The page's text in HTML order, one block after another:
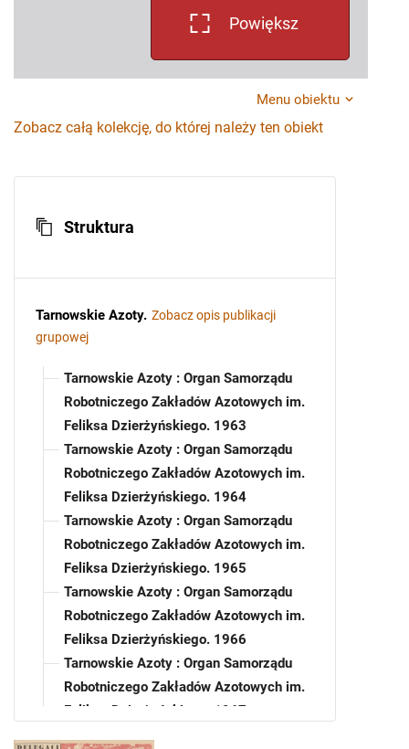
Powiększ
Menu obiektu
Zobacz całą kolekcję, do której należy ten obiekt
Struktura
Tarnowskie Azoty. Zobacz opis publikacji
grupowej
Tarnowskie Azoty : Organ Samorządu
Robotniczego Zakładów Azotowych im.
Feliksa Dzierżyńskiego. 1963
Tarnowskie Azoty : Organ Samorządu
Robotniczego Zakładów Azotowych im.
Feliksa Dzierżyńskiego. 1964
Tarnowskie Azoty : Organ Samorządu
Robotniczego Zakładów Azotowych im.
Feliksa Dzierżyńskiego. 1965
Tarnowskie Azoty : Organ Samorządu
Robotniczego Zakładów Azotowych im.
Feliksa Dzierżyńskiego. 1966
Tarnowskie Azoty : Organ Samorządu
Robotniczego Zakładów Azotowych im.
Feliksa Dzierżyńskiego. 1967